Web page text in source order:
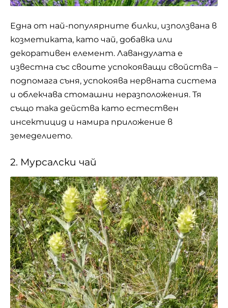
Една от най-популярните билки, използвана в
козметиката, като чай, добавка или
декоративен елемент. Лавандулата е
известна със своите успокояващи свойства –
подпомага съня, успокоява нервната система
и облекчава стомашни неразположения. Тя
също така действа като естествен
инсектицид и намира приложение в
земеделието.
2. Мурсалски чай